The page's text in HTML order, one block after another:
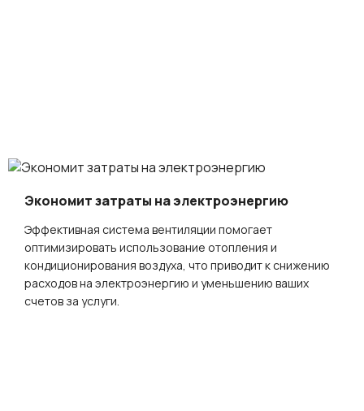
Экономит затраты на электроэнергию
Эффективная система вентиляции помогает
оптимизировать использование отопления и
кондиционирования воздуха, что приводит к снижению
расходов на электроэнергию и уменьшению ваших
счетов за услуги.